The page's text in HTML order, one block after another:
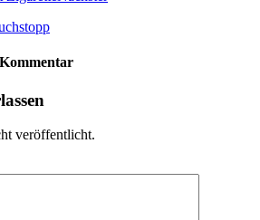
veröffentlicht.